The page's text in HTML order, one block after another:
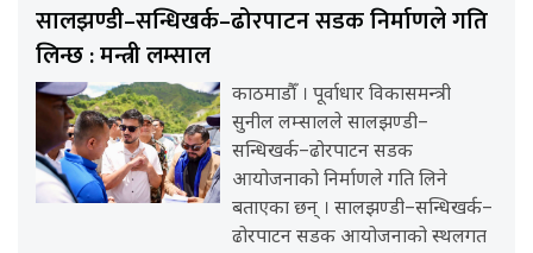
सालझण्डी–सन्धिखर्क–ढोरपाटन सडक निर्माणले गति
लिन्छ : मन्त्री लम्साल
काठमाडौँ । पूर्वाधार विकासमन्त्री
सुनील लम्सालले सालझण्डी–
सन्धिखर्क–ढोरपाटन सडक
आयोजनाको निर्माणले गति लिने
बताएका छन् । सालझण्डी–सन्धिखर्क–
ढोरपाटन सडक आयोजनाको स्थलगत